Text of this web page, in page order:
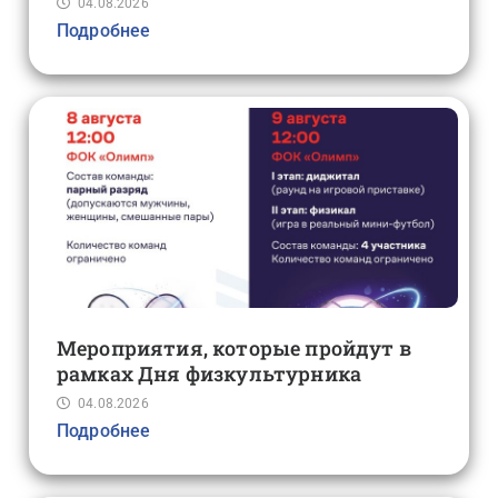
04.08.2026
Подробнее
Мероприятия, которые пройдут в
рамках Дня физкультурника
04.08.2026
Подробнее